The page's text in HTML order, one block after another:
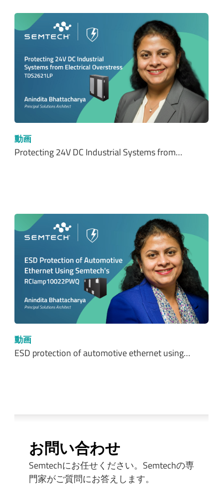
動画
Protecting 24V DC Industrial Systems from…
動画
ESD protection of automotive ethernet using…
お問い合わせ
Semtechにお任せください。Semtechの専
門家がご質問にお答えします。